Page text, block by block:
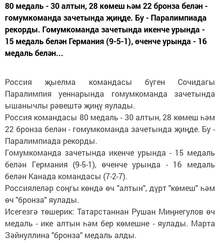
80 медаль - 30 алтын, 28 көмеш һәм 22 бронза белән -
гомумкоманда зачетында җиңде. Бу - Паралимпиада
рекорды. Гомумкоманда зачетында икенче урында -
15 медаль белән Германия (9-5-1), өченче урында - 16
медаль белән...
Россия җыелма командасы бүген Сочидагы
Паралимпия уеннарында гомумкоманда зачетында
ышанычлы рәвештә җиңү яулады.
Россия командасы 80 медаль - 30 алтын, 28 көмеш һәм
22 бронза белән - гомумкоманда зачетында җиңде. Бу -
Паралимпиада рекорды.
Гомумкоманда зачетында икенче урында - 15 медаль
белән Германия (9-5-1), өченче урында - 16 медаль
белән Канада командасы (7-2-7).
Россиялеләр соңгы көндә өч "алтын", дүрт "көмеш" һәм
өч "бронза" яулады.
Исегезгә төшерик: Татарстаннан Рушан Миңнегулов өч
медаль - ике алтын һәм бер көмешне - яулады. Марта
Зәйнуллина "бронза" медаль алды.